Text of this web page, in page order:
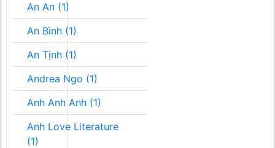
An An (1)
An Bình (1)
An Tịnh (1)
Andrea Ngo (1)
Anh Anh Anh (1)
Anh Love Literature
(1)